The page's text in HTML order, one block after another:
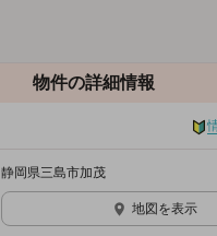
物件の詳細情報
静岡県三島市加茂
地図を表示